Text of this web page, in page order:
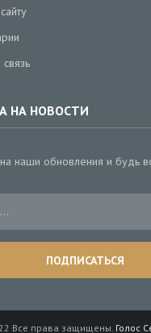
НА НОВОСТИ
наши обновления и будь
Все права защищены. Голос